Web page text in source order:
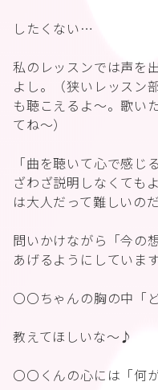
したくない…
私のレッスンでは声を
よし。（狭いレッスン
も聴こえるよ〜。歌い
てね〜）
「曲を聴いて心で感じ
ざわざ説明しなくても
は大人だって難しいのだ
問いかけながら「今の
あげるようにしています
〇〇ちゃんの胸の中「
教えてほしいな〜♪
〇〇くんの心には「何